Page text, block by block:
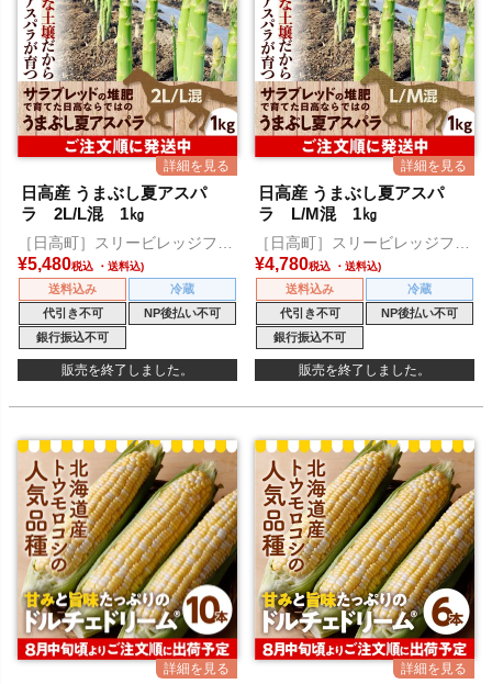
日高産 うまぶし夏アスパ
ラ 2L/L混 1㎏
［日高町］スリービレッジファ
ーム
¥5,480税込
送料込み
冷蔵
代引き不可
NP後払い不可
銀行振込不可
販売を終了しました。
日高産 うまぶし夏アスパ
ラ L/M混 1㎏
［日高町］スリービレッジファ
ーム
¥4,780税込
送料込み
冷蔵
代引き不可
NP後払い不可
銀行振込不可
販売を終了しました。